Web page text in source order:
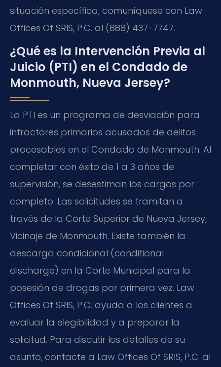
situación específica, comuníquese con Law
Offices Of SRIS, P.C. al (888) 437-7747.
¿Qué es la Intervención Previa al
Juicio (PTI) en el Condado de
Monmouth, Nueva Jersey?
La PTI es un programa de desviación para
infractores primarios acusados de delitos
procesables en el Condado de Monmouth. Al
completar con éxito de 1 a 3 años de
supervisión, se desestiman los cargos por
completo. Las solicitudes se tramitan a
través de la Corte Superior de Nueva Jersey,
Vicinaje de Monmouth. Existe también la
descarga condicional (conditional
discharge) en la Corte Municipal para la
posesión de drogas por primera vez. Law
Offices Of SRIS, P.C. ayuda a los clientes a
evaluar la elegibilidad y a preparar la
solicitud. Para discutir los detalles de su
asunto, contacte a Law Offices Of SRIS, P.C. al